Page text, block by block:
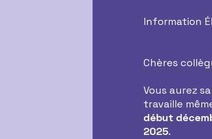
Information
Chères
Vous aurez
travaille
début
2025.